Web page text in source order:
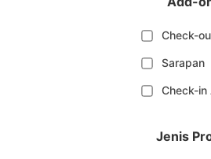
Check-
Sarapan
Check-in
Jenis